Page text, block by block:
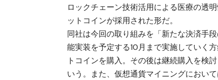
ロックチェーン技術活用による医療の透
ットコインが採用された形だ。
同社は今回の取り組みを「新たな決済手
能実装を予定する10月まで実施していく
トコインを購入。その後は継続購入を検
いう。また、仮想通貨マイニングにおい